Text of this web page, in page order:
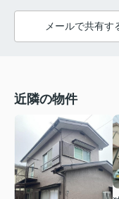
メールで共有す
近隣の物件